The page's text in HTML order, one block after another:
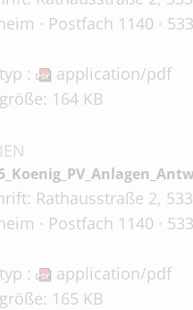
· Postfach 1140 ·
:
application/pdf
164 KB
Rathausstraße 2,
· Postfach 1140 ·
:
application/pdf
165 KB